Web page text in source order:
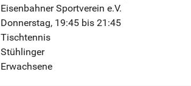
Eisenbahner Sportverein e.V.
Donnerstag, 19:45 bis 21:45
Tischtennis
Stühlinger
Erwachsene